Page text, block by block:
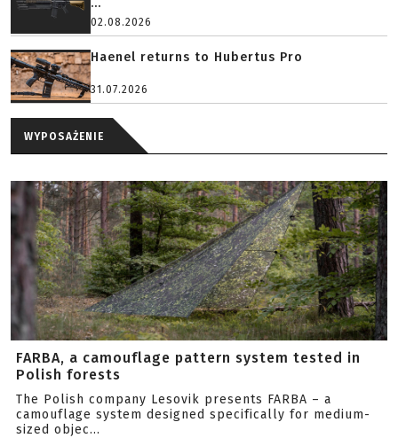
...
02.08.2026
Haenel returns to Hubertus Pro
31.07.2026
WYPOSAŻENIE
FARBA, a camouflage pattern system tested in
Polish forests
The Polish company Lesovik presents FARBA – a
camouflage system designed specifically for medium-
sized objec...